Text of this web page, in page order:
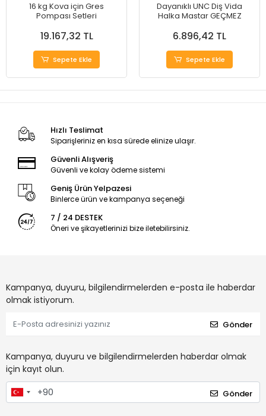
16 kg Kova için Gres
Pompası Setleri
19.167,32 TL
Sepete Ekle
Dayanıklı UNC Diş Vida
Halka Mastar GEÇMEZ
6.896,42 TL
Sepete Ekle
Hızlı Teslimat
Siparişleriniz en kısa sürede elinize ulaşır.
Güvenli Alışveriş
Güvenli ve kolay ödeme sistemi
Geniş Ürün Yelpazesi
Binlerce ürün ve kampanya seçeneği
7 / 24 DESTEK
Öneri ve şikayetlerinizi bize iletebilirsiniz.
Kampanya, duyuru, bilgilendirmelerden e-posta ile haberdar
olmak istiyorum.
Gönder
Kampanya, duyuru ve bilgilendirmelerden haberdar olmak
için kayıt olun.
Gönder